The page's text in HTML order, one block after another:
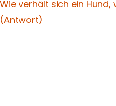
Wie verhält sich ein Hund,
(Antwort)